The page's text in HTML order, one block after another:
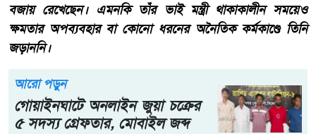
বজায় রেখেছেন। এমনকি তাঁর ভাই মন্ত্রী থাকাকালীন সময়েও
ক্ষমতার অপব্যবহার বা কোনো ধরনের অনৈতিক কর্মকাণ্ডে তিনি
জড়াননি।
আরো পড়ুন
গোয়াইনঘাটে অনলাইন জুয়া চক্রের
৫ সদস্য গ্রেফতার, মোবাইল জব্দ